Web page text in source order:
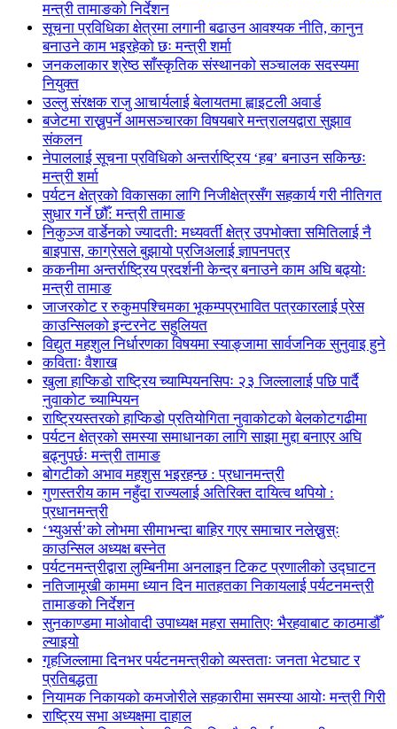
मन्त्री तामाङको निर्देशन
सूचना प्रविधिका क्षेत्रमा लगानी बढाउन आवश्यक नीति, कानुन
बनाउने काम भइरहेको छः मन्त्री शर्मा
जनकलाकार श्रेष्ठ साँस्कृतिक संस्थानको सञ्चालक सदस्यमा
नियुक्त
उल्लु संरक्षक राजु आचार्यलाई बेलायतमा ह्वाइटली अवार्ड
बजेटमा राख्नुपर्ने आमसञ्चारका विषयबारे मन्त्रालयद्वारा सुझाव
संकलन
नेपाललाई सूचना प्रविधिको अन्तर्राष्ट्रिय ‘हब’ बनाउन सकिन्छः
मन्त्री शर्मा
पर्यटन क्षेत्रको विकासका लागि निजीक्षेत्रसँग सहकार्य गरी नीतिगत
सुधार गर्ने छौँ: मन्त्री तामाङ
निकुञ्ज वार्डेनको ज्यादती: मध्यवर्ती क्षेत्र उपभोक्ता समितिलाई नै
बाइपास, काग्रेसले बुझायो प्रजिअलाई ज्ञापनपत्र
ककनीमा अन्तर्राष्ट्रिय प्रदर्शनी केन्द्र बनाउने काम अघि बढ्योः
मन्त्री तामाङ
जाजरकोट र रुकुमपश्चिमका भूकम्पप्रभावित पत्रकारलाई प्रेस
काउन्सिलको इन्टरनेट सहुलियत
विद्युत महशुल निर्धारणका विषयमा स्याङ्जामा सार्वजनिक सुनुवाइ हुने
कविताः वैशाख
खुला हाप्किडो राष्ट्रिय च्याम्पियनसिपः २३ जिल्लालाई पछि पार्दै
नुवाकोट च्याम्पियन
राष्ट्रियस्तरको हाप्किडो प्रतियोगिता नुवाकोटको बेलकोटगढीमा
पर्यटन क्षेत्रको समस्या समाधानका लागि साझा मुद्दा बनाएर अघि
बढ्नुपर्छः मन्त्री तामाङ
बोगटीको अभाव महशुस भइरहन्छ : प्रधानमन्त्री
गुणस्तरीय काम नहुँदा राज्यलाई अतिरिक्त दायित्व थपियो :
प्रधानमन्त्री
‘भ्युअर्स’को लोभमा सीमाभन्दा बाहिर गएर समाचार नलेख्नुस्ः
काउन्सिल अध्यक्ष बस्नेत
पर्यटनमन्त्रीद्वारा लुम्बिनीमा अनलाइन टिकट प्रणालीको उद्घाटन
नतिजामूखी काममा ध्यान दिन मातहतका निकायलाई पर्यटनमन्त्री
तामाङको निर्देशन
सुनकाण्डमा मा‌ओवादी उपाध्यक्ष महरा समातिएः भैरहवाबाट काठमाडौँ
ल्याइयो
गृहजिल्लामा दिनभर पर्यटनमन्त्रीको व्यस्तताः जनता भेटघाट र
प्रतिबद्धता
नियामक निकायको कमजोरीले सहकारीमा समस्या आयोः मन्त्री गिरी
राष्ट्रिय सभा अध्यक्षमा दाहाल